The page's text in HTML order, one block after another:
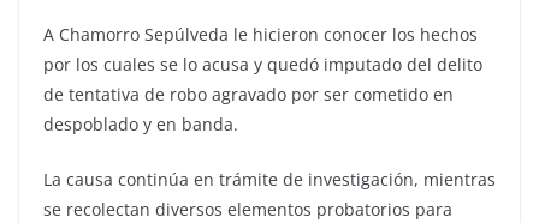
A Chamorro Sepúlveda le hicieron conocer los hechos
por los cuales se lo acusa y quedó imputado del delito
de tentativa de robo agravado por ser cometido en
despoblado y en banda.
La causa continúa en trámite de investigación, mientras
se recolectan diversos elementos probatorios para